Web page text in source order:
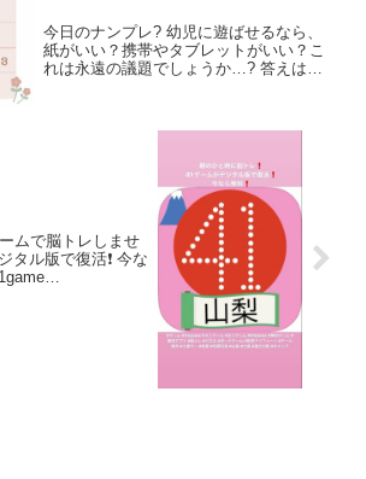
今日のナンプレ? 幼児に遊ばせるなら、
紙がいい？携帯やタブレットがいい？こ
れは永遠の議題でしょうか…? 答えは次
ムで脳トレしませ
タル版で復活❗️ 今な